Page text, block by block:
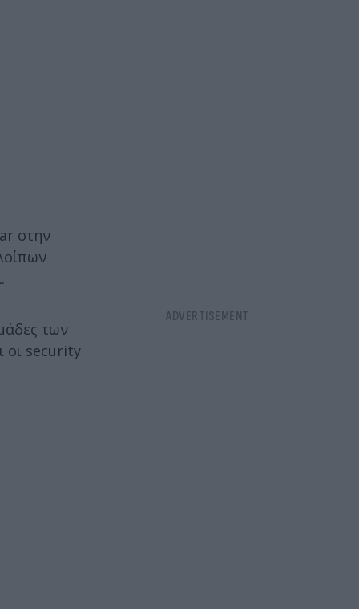
στην
των
οι security